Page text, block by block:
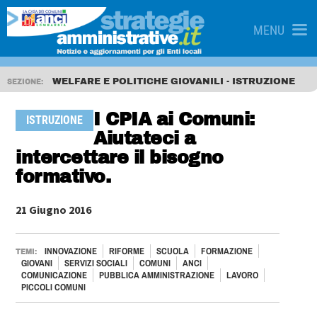
MENU
SEZIONE: WELFARE E POLITICHE GIOVANILI - ISTRUZIONE
ISTRUZIONE
I CPIA ai Comuni:
Aiutateci a
intercettare il bisogno
formativo.
21 Giugno 2016
TEMI: INNOVAZIONE RIFORME SCUOLA
FORMAZIONE
GIOVANI
SERVIZI SOCIALI COMUNI
ANCI
COMUNICAZIONE
PUBBLICA AMMINISTRAZIONE
LAVORO
PICCOLI COMUNI